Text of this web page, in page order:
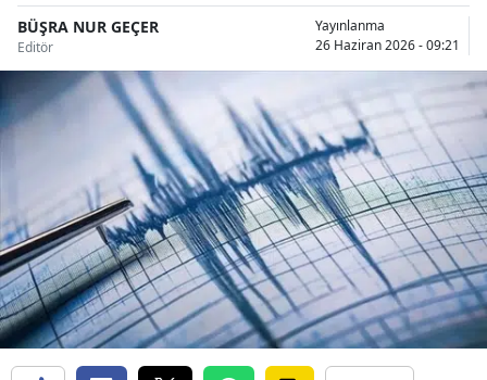
Aydın
Balıkesir
Bilecik
Bingöl
Bitlis
Bolu
Burdur
Bursa
Çanakkale
BÜŞRA NUR GEÇER
Editör
Yayınlanma
26 Haziran 2026 - 09:21